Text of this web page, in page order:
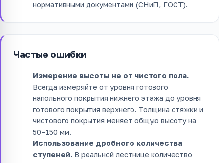
нормативными документами (СНиП, ГОСТ).
Частые ошибки
Измерение высоты не от чистого пола.
Всегда измеряйте от уровня готового
напольного покрытия нижнего этажа до уровня
готового покрытия верхнего. Толщина стяжки и
чистового покрытия меняет общую высоту на
50–150 мм.
Использование дробного количества
ступеней. В реальной лестнице количество